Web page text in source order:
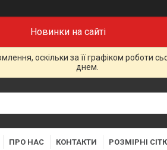
Новинки на сайті
оскільки за її графіком роботи
днем.
ПРО НАС КОНТАКТИ РОЗМІРНІ